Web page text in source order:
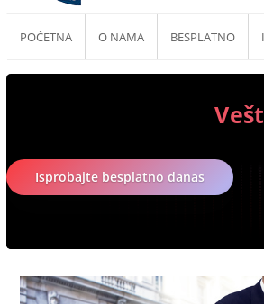
POČETNA O NAMA BESPLATNO
Isprobajte besplatno danas